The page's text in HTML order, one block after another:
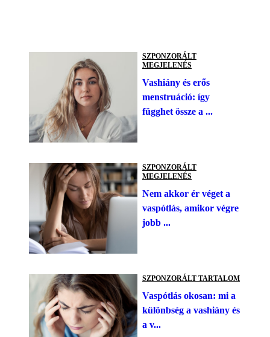
SZPONZORÁLT
MEGJELENÉS
Vashiány és erős
menstruáció: így
függhet össze a ...
SZPONZORÁLT
MEGJELENÉS
Nem akkor ér véget a
vaspótlás, amikor végre
jobb ...
SZPONZORÁLT TARTALOM
Vaspótlás okosan: mi a
különbség a vashiány és
a v...